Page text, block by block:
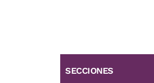
SECCIONES